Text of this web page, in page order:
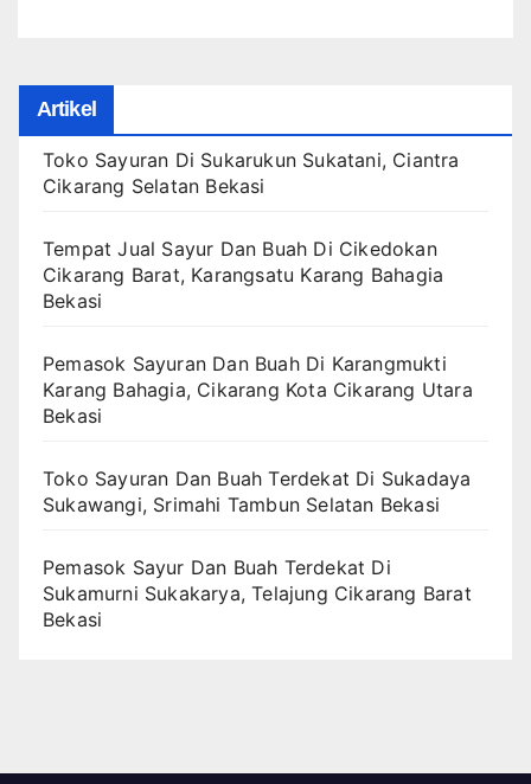
Artikel
Toko Sayuran Di Sukarukun Sukatani, Ciantra
Cikarang Selatan Bekasi
Tempat Jual Sayur Dan Buah Di Cikedokan
Cikarang Barat, Karangsatu Karang Bahagia
Bekasi
Pemasok Sayuran Dan Buah Di Karangmukti
Karang Bahagia, Cikarang Kota Cikarang Utara
Bekasi
Toko Sayuran Dan Buah Terdekat Di Sukadaya
Sukawangi, Srimahi Tambun Selatan Bekasi
Pemasok Sayur Dan Buah Terdekat Di
Sukamurni Sukakarya, Telajung Cikarang Barat
Bekasi